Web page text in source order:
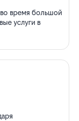
время большой
услуги в